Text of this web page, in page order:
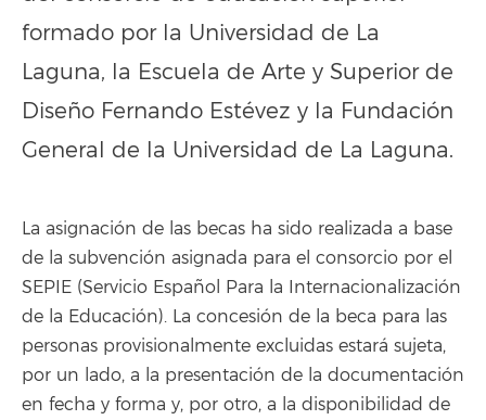
formado por la Universidad de La
Laguna, la Escuela de Arte y Superior de
Diseño Fernando Estévez y la Fundación
General de la Universidad de La Laguna.
La asignación de las becas ha sido realizada a base
de la subvención asignada para el consorcio por el
SEPIE (Servicio Español Para la Internacionalización
de la Educación). La concesión de la beca para las
personas provisionalmente excluidas estará sujeta,
por un lado, a la presentación de la documentación
en fecha y forma y, por otro, a la disponibilidad de